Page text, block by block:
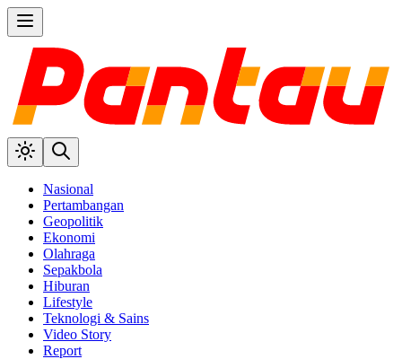
Nasional
Pertambangan
Geopolitik
Ekonomi
Olahraga
Sepakbola
Hiburan
Lifestyle
Teknologi & Sains
Video Story
Report